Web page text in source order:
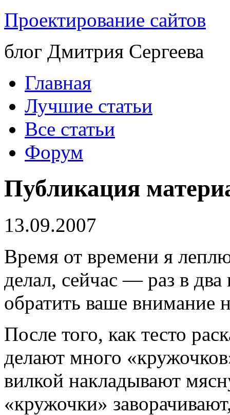
Проектирование сайтов
блог Дмитрия Сергеева
Главная
Лучшие статьи
Все статьи
Форум
Публикация
13.09.2007
Время от времени я
делал, сейчас — раз в два
обратить ваше внимание
После того, как тесто
делают много
вилкой накладывают
«кружочки»